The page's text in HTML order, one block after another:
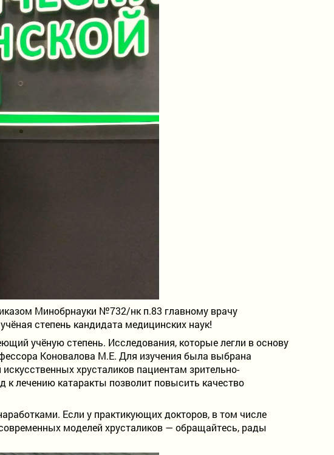
Минобрнауки №732/нк п.83 главному врачу
степень кандидата медицинских наук!
учёную степень. Исследования, которые легли в основу
Коновалова М.Е. Для изучения была выбрана
хрусталиков пациентам зрительно-
лечению катаракты позволит повысить качество
Если у практикующих докторов, в том числе
моделей хрусталиков — обращайтесь, рады